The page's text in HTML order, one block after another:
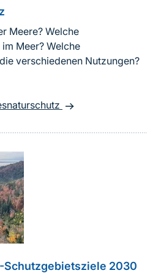
Meere? Welche
Meer? Welche
verschiedenen Nutzungen?
Schutzgebietsziele 2030